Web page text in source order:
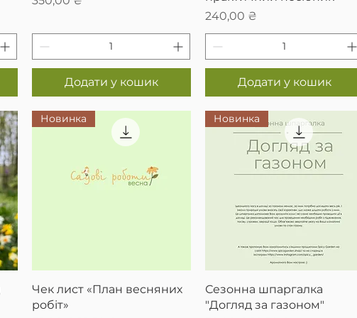
Додати у кошик
Ціна
240,00 ₴
Додати у кошик
Швидкий перегляд
Новинка
Чек лист «План весняних
робіт»
Швидкий перегляд
Новинка
Сезонна шпаргалка
"Догляд за газоном"